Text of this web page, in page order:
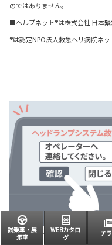
のではありません。
■ヘルプネット®は株式会社 日本
®は認定NPO法人救急ヘリ病院ネ
試乗車・展
示車
WEBカタロ
グ
チ